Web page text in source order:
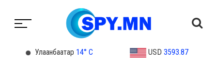
Улаанбаатар 14° C USD 3593.87